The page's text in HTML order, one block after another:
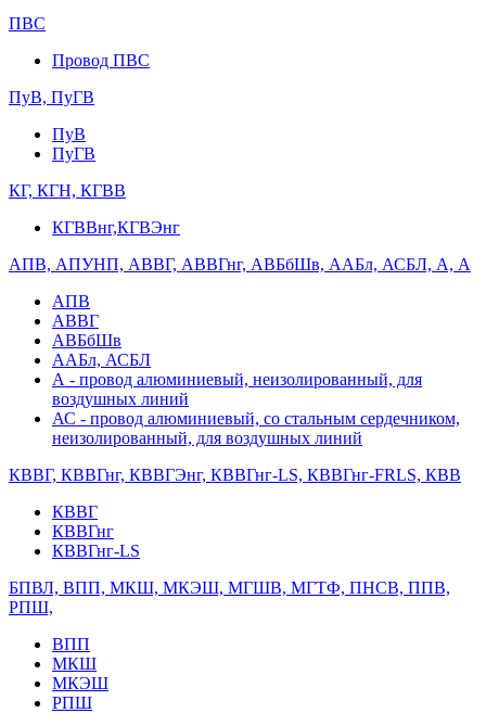
ПВС
Провод ПВС
ПуВ, ПуГВ
ПуВ
ПуГВ
КГ, КГН, КГВВ
КГВВнг,КГВЭнг
АПВ, АПУНП, АВВГ, АВВГнг, АВБбШв, ААБл, АСБЛ, А, А
АПВ
АВВГ
АВБбШв
ААБл, АСБЛ
А - провод алюминиевый, неизолированный, для
воздушных линий
АС - провод алюминиевый, со стальным сердечником,
неизолированный, для воздушных линий
КВВГ, КВВГнг, КВВГЭнг, КВВГнг-LS, КВВГнг-FRLS, КВВ
КВВГ
КВВГнг
КВВГнг-LS
БПВЛ, ВПП, МКШ, МКЭШ, МГШВ, МГТФ, ПНСВ, ППВ,
РПШ,
ВПП
МКШ
МКЭШ
РПШ